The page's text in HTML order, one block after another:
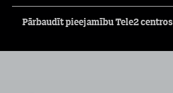
Pārbaudīt pieejamību Tele2 centros